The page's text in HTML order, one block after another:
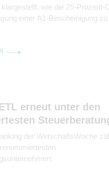
wie die 25-Prozent-
einer A1-Bescheinigung zu
erneut unter den
der WirtschaftsWoche